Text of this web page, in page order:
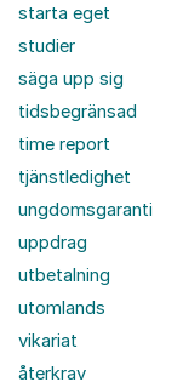
starta eget
studier
säga upp sig
tidsbegränsad
time report
tjänstledighet
ungdomsgaranti
uppdrag
utbetalning
utomlands
vikariat
återkrav